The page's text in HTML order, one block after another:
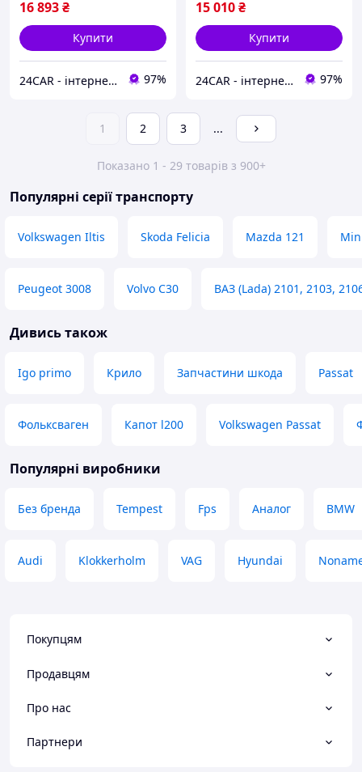
16 893₴
Купити
24CAR - інтернет магазин запчастин та аксесуарів 97%
15 010₴
Купити
24CAR - інтернет магазин запчастин та аксесуарів 97%
1 2 3 ...
Показано 1 - 29 товарів з 900+
Популярні серії транспорту
Volkswagen Iltis Skoda Felicia Mazda 121
Peugeot 3008 Volvo C30 ВАЗ (Lada) 2101, 2103,
Дивись також
Igo primo Крило Запчастини шкода Passat
Фольксваген Капот l200 Volkswagen Passat
Популярні виробники
Без бренда Tempest Fps Аналог BMW
Audi Klokkerholm VAG Hyundai
Покупцям
Продавцям
Про нас
Партнери